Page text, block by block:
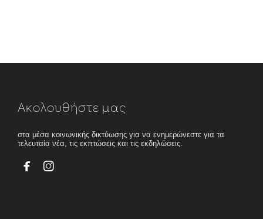
Ακολουθήστε μας
στα μέσα κοινωνικής δικτύωσης για να ενημερώνεστε για τα
τελευταία νέα, τις εκπτώσεις και τις εκδηλώσεις.
 